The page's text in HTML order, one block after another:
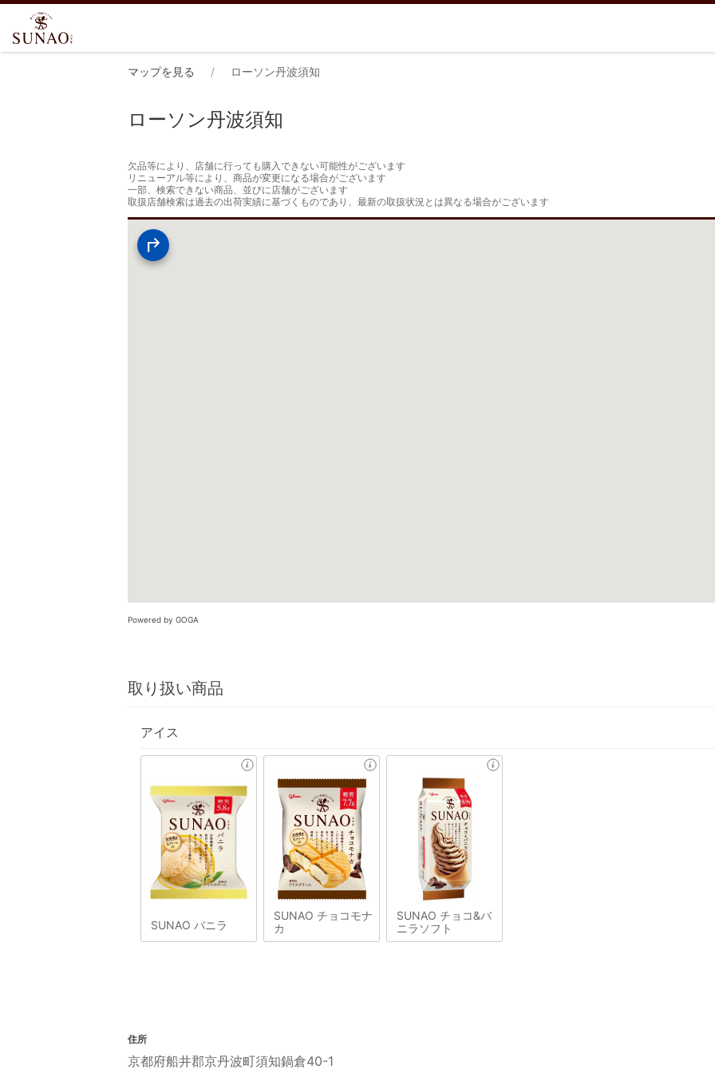
マップを見る ローソン丹波須知
ローソン丹波須知
欠品等により、店舗に行っても購入できない可能性がございます
リニューアル等により、商品が変更になる場合がございます
一部、検索できない商品、並びに店舗がございます
取扱店舗検索は過去の出荷実績に基づくものであり、最新の取扱状況とは異なる場合がございます
Powered by GOGA
取り扱い商品
アイス
SUNAO バニラ
SUNAO チョコモナ
カ
SUNAO チョコ&バ
ニラソフト
住所
京都府船井郡京丹波町須知鍋倉40-1